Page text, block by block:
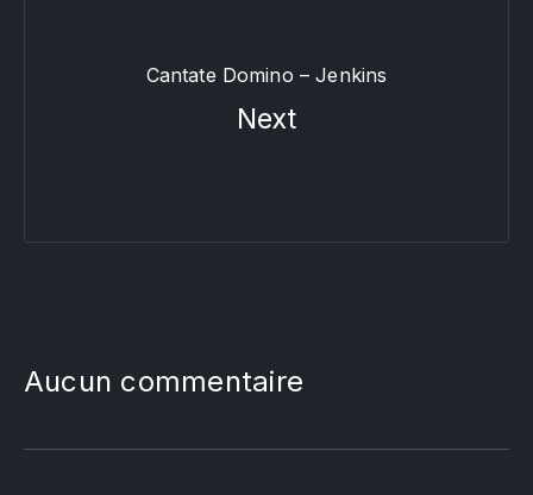
Cantate Domino – Jenkins
Next
Aucun commentaire